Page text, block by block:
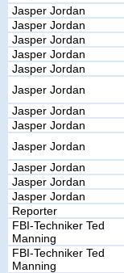
Jasper Jordan
Jasper Jordan
Jasper Jordan
Jasper Jordan
Jasper Jordan
Jasper Jordan
Jasper Jordan
Jasper Jordan
Jasper Jordan
Jasper Jordan
Jasper Jordan
Jasper Jordan
Reporter
FBI-Techniker Ted
Manning
FBI-Techniker Ted
Manning